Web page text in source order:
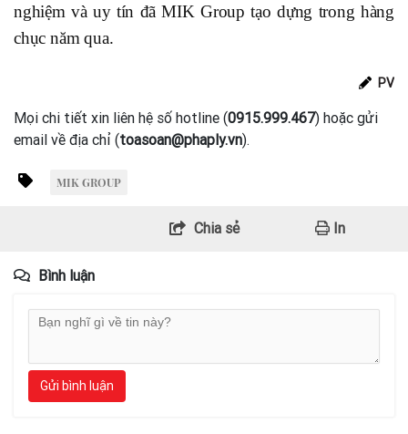
nghiệm và uy tín đã MIK Group tạo dựng trong hàng
chục năm qua.
PV
Mọi chi tiết xin liên hệ số hotline (0915.999.467) hoặc gửi
email về địa chỉ (toasoan@phaply.vn).
MIK GROUP
Chia sẻ In
Bình luận
Gửi bình luận